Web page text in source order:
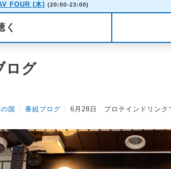
FOUR (木) (20:00-23:00)
く
ログ
国 〉 番組ブログ 〉 6月28日 プロテインドリンク